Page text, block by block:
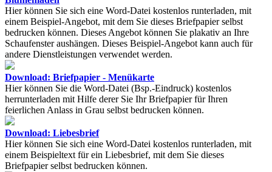
Hier können Sie sich eine Word-Datei kostenlos runterladen, mit
einem Beispiel-Angebot, mit dem Sie dieses Briefpapier selbst
bedrucken können. Dieses Angebot können Sie plakativ an Ihre
Schaufenster aushängen. Dieses Beispiel-Angebot kann auch für
andere Dienstleistungen verwendet werden.
Download: Briefpapier - Menükarte
Hier können Sie die Word-Datei (Bsp.-Eindruck) kostenlos
herrunterladen mit Hilfe derer Sie Ihr Briefpapier für Ihren
feierlichen Anlass in Grau selbst bedrucken können.
Download: Liebesbrief
Hier können Sie sich eine Word-Datei kostenlos runterladen, mit
einem Beispieltext für ein Liebesbrief, mit dem Sie dieses
Briefpapier selbst bedrucken können.